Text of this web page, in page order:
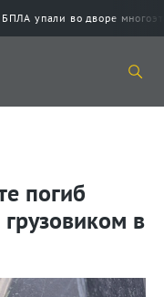
БПЛА упали во дворе
погиб
в